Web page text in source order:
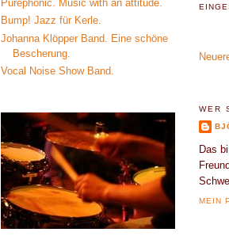
WER
Das
MEIN
Purephonic. Music with an attitude.
Bump! Jazz für Kerle.
Johanna Klöpper Band. Eine schöne
Bescherung.
Vocal Noise Show Band.